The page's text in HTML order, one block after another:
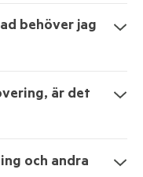
behöver jag
är det
och andra